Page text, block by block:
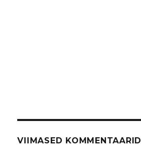
VIIMASED KOMMENTAARID